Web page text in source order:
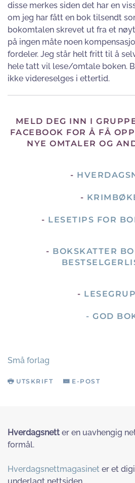
disse merkes siden det har en
om jeg har fått en bok tilsendt
bokomtalen skrevet ut fra et
på ingen måte noen
fordeler. Jeg står helt fritt til å
hele tatt vil lese/omtale boken.
ikke videreselges i ettertid.
MELD DEG INN I
FACEBOOK FOR Å FÅ
NYE OMTALER OG
-
-
- LESETIPS FOR
- BOKSKATTER
-
- GOD
Små forlag
UTSKRIFT E-POST
Hverdagsnett er en uavhengig
formål.
Hverdagsnettmagasinet er et